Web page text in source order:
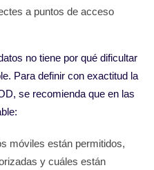
a puntos de acceso
no tiene por qué dificultar
Para definir con exactitud la
se recomienda que en las
móviles están permitidos,
y cuáles están